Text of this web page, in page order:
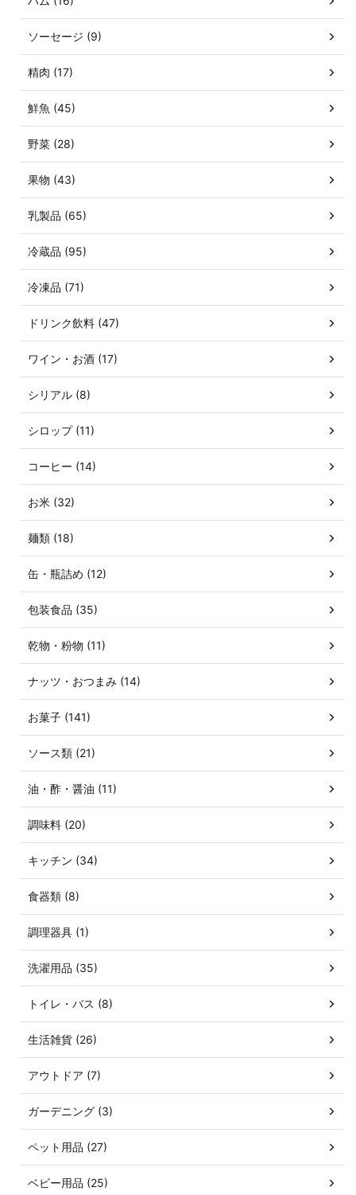
ソーセージ (9)
精肉 (17)
鮮魚 (45)
野菜 (28)
果物 (43)
乳製品 (65)
冷蔵品 (95)
冷凍品 (71)
ドリンク飲料 (47)
ワイン・お酒 (17)
シリアル (8)
シロップ (11)
コーヒー (14)
お米 (32)
麺類 (18)
缶・瓶詰め (12)
包装食品 (35)
乾物・粉物 (11)
ナッツ・おつまみ (14)
お菓子 (141)
ソース類 (21)
油・酢・醤油 (11)
調味料 (20)
キッチン (34)
食器類 (8)
調理器具 (1)
洗濯用品 (35)
トイレ・バス (8)
生活雑貨 (26)
アウトドア (7)
ガーデニング (3)
ペット用品 (27)
ベビー用品 (25)